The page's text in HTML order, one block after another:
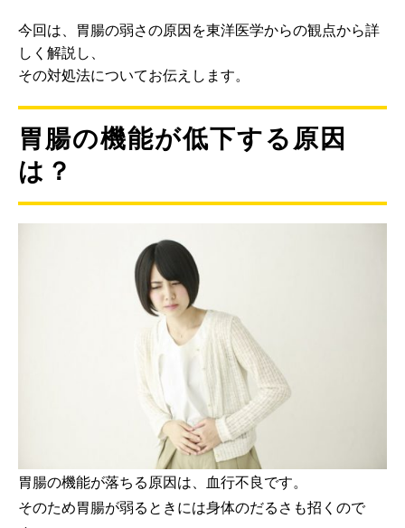
今回は、胃腸の弱さの原因を東洋医学からの観点から詳
しく解説し、
その対処法についてお伝えします。
胃腸の機能が低下する原因
は？
胃腸の機能が落ちる原因は、血行不良です。
そのため胃腸が弱るときには身体のだるさも招くので